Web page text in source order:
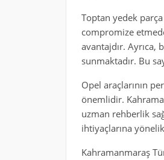
Toptan yedek
compromize
avantajdır. Ayrıca,
sunmaktadır. Bu
Opel araçlarının
önemlidir.
uzman rehberlik
ihtiyaçlarına
Kahramanmaraş